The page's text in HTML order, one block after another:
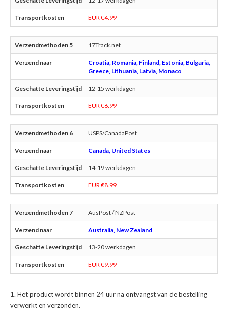
EUR €4.99
17Track.net
Croatia, Romania, Finland, Estonia, Bulgaria,
Greece, Lithuania, Latvia, Monaco
12-15 werkdagen
EUR €6.99
USPS/CanadaPost
Canada, United States
14-19 werkdagen
EUR €8.99
AusPost / NZPost
Australia, New Zealand
13-20 werkdagen
EUR €9.99
Het product wordt binnen 24 uur na ontvangst van de bestelling
verwerkt en verzonden.